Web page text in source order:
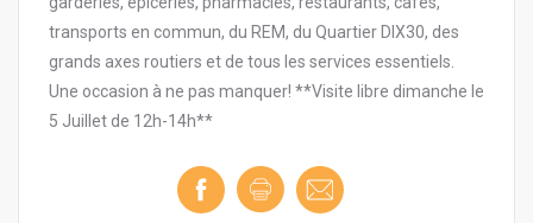
transports en commun, du REM, du Quartier DIX30, des
grands axes routiers et de tous les services essentiels.
Une occasion à ne pas manquer! **Visite libre dimanche le
5 Juillet de 12h-14h**